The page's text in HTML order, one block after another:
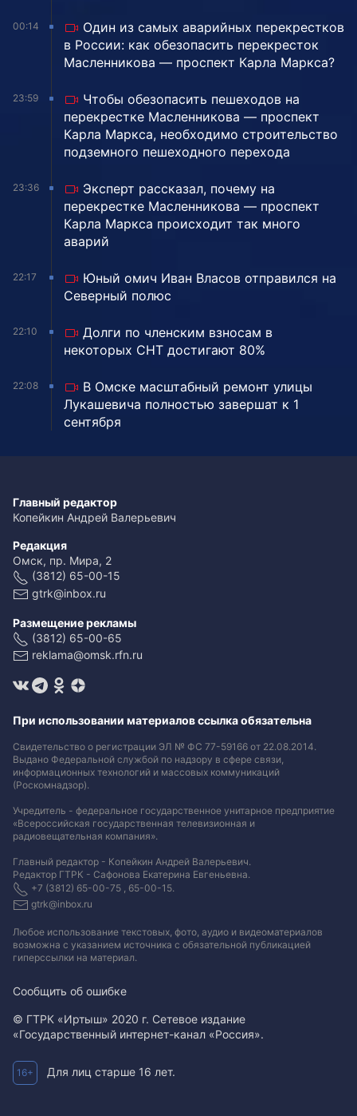
00:14
Один из самых аварийных перекрестков
в России: как обезопасить перекресток
Масленникова — проспект Карла Маркса?
23:59
Чтобы обезопасить пешеходов на
перекрестке Масленникова — проспект
Карла Маркса, необходимо строительство
подземного пешеходного перехода
23:36
Эксперт рассказал, почему на
перекрестке Масленникова — проспект
Карла Маркса происходит так много
аварий
22:17
Юный омич Иван Власов отправился на
Северный полюс
22:10
Долги по членским взносам в
некоторых СНТ достигают 80%
22:08
В Омске масштабный ремонт улицы
Лукашевича полностью завершат к 1
сентября
Главный редактор
Копейкин Андрей Валерьевич
Редакция
Омск, пр. Мира, 2
(3812) 65-00-15
gtrk@inbox.ru
Размещение рекламы
(3812) 65-00-65
reklama@omsk.rfn.ru
При использовании материалов ссылка обязательна
Свидетельство о регистрации ЭЛ № ФС 77-59166 от 22.08.2014.
Выдано Федеральной службой по надзору в сфере связи,
информационных технологий и массовых коммуникаций
(Роскомнадзор).
Учредитель - федеральное государственное унитарное предприятие
«Всероссийская государственная телевизионная и
радиовещательная компания».
Главный редактор - Копейкин Андрей Валерьевич.
Редактор ГТРК - Сафонова Екатерина Евгеньевна.
+7 (3812) 65-00-75 , 65-00-15.
gtrk@inbox.ru
Любое использование текстовых, фото, аудио и видеоматериалов
возможна с указанием источника с обязательной публикацией
гиперссылки на материал.
Сообщить об ошибке
© ГТРК «Иртыш» 2020 г. Сетевое издание
«Государственный интернет-канал «Россия».
16+ Для лиц старше 16 лет.